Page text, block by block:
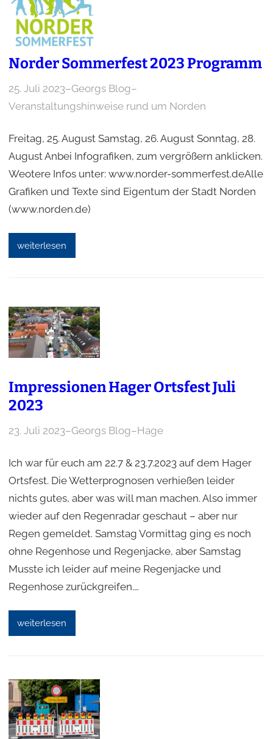
Norder Sommerfest 2023 Programm
25. Juli 2023–Georgs Blog–
Veranstaltungshinweise rund um Norden
Freitag, 25. August Samstag, 26. August Sonntag, 28.
August Anbei Infografiken, zum vergrößern anklicken.
Weotere Infos unter: www.norder-sommerfest.deAlle
Grafiken und Texte sind Eigentum der Stadt Norden
(www.norden.de)
weiterlesen
Impressionen Hager Ortsfest Juli
2023
23. Juli 2023–Georgs Blog–Hage
Ich war für euch am 22.7 & 23.7.2023 auf dem Hager
Ortsfest. Die Wetterprognosen verhießen leider
nichts gutes, aber was will man machen. Also immer
wieder auf den Regenradar geschaut – aber nur
Regen gemeldet. Samstag Vormittag ging es noch
ohne Regenhose und Regenjacke, aber Samstag
Musste ich leider auf meine Regenjacke und
Regenhose zurückgreifen.…
weiterlesen